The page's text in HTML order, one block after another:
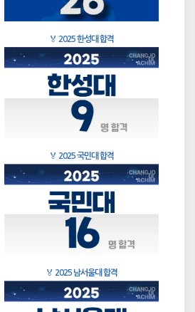
🏅 2025 한성대 합격
🏅 2025 국민대 합격
🏅 2025 남서울대 합격